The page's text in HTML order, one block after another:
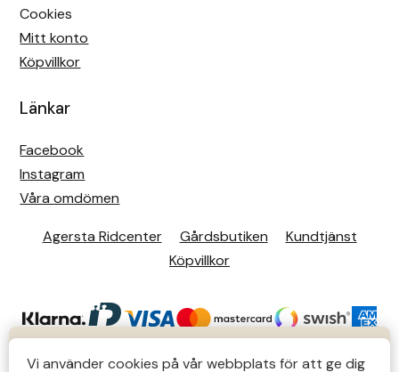
KUNDTJÄNST
Cookies
Mitt konto
Köpvillkor
Länkar
Facebook
Instagram
Våra omdömen
Agersta Ridcenter Gårdsbutiken
Kundtjänst
Köpvillkor
Vi använder cookies på vår webbplats för att ge dig